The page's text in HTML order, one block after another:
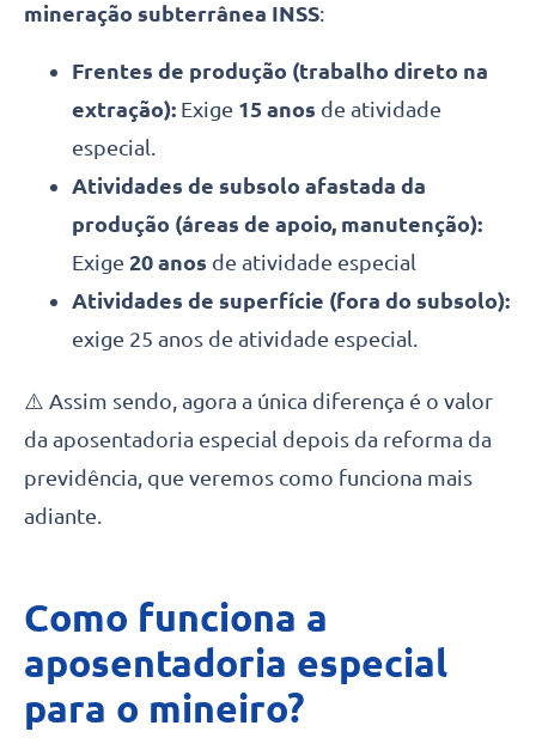
mineração subterrânea INSS:
Frentes de produção (trabalho direto na
extração): Exige 15 anos de atividade
especial.
Atividades de subsolo afastada da
produção (áreas de apoio, manutenção):
Exige 20 anos de atividade especial
Atividades de superfície (fora do subsolo):
exige 25 anos de atividade especial.
⚠️ Assim sendo, agora a única diferença é o valor
da aposentadoria especial depois da reforma da
previdência, que veremos como funciona mais
adiante.
Como funciona a
aposentadoria especial
para o mineiro?